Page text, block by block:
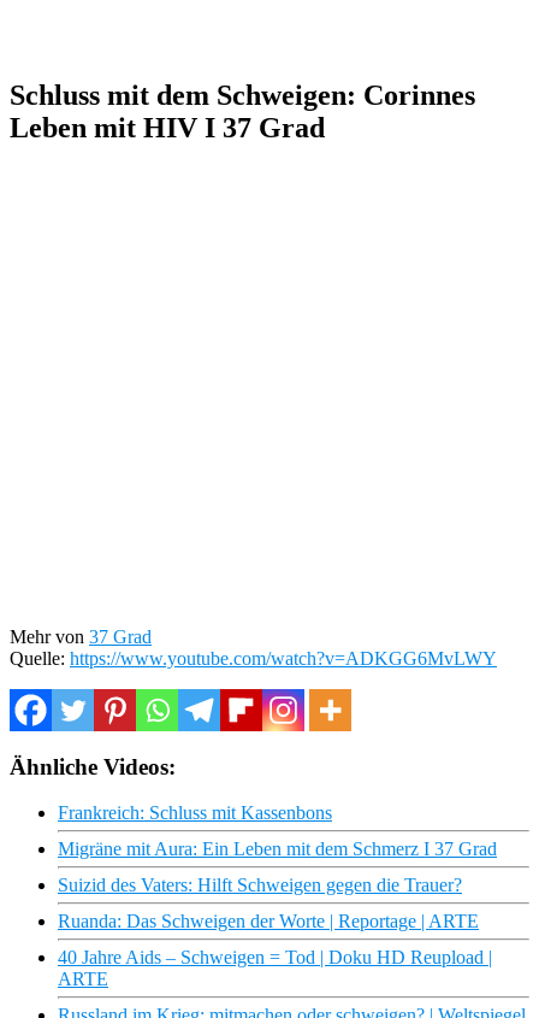
Schluss mit dem Schweigen: Corinnes
Leben mit HIV I 37 Grad
Mehr von 37 Grad
Quelle: https://www.youtube.com/watch?v=ADKGG6MvLWY
Ähnliche Videos:
Frankreich: Schluss mit Kassenbons
Migräne mit Aura: Ein Leben mit dem Schmerz I 37 Grad
Suizid des Vaters: Hilft Schweigen gegen die Trauer?
Ruanda: Das Schweigen der Worte | Reportage | ARTE
40 Jahre Aids – Schweigen = Tod | Doku HD Reupload |
ARTE